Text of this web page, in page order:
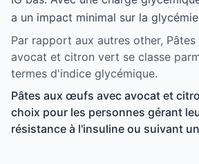
a un impact minimal sur la
Par rapport aux autres other,
avocat et citron vert se classe
termes d'indice glycémique.
Pâtes aux œufs avec avocat et
choix pour les personnes gérant
résistance à l'insuline ou suivant